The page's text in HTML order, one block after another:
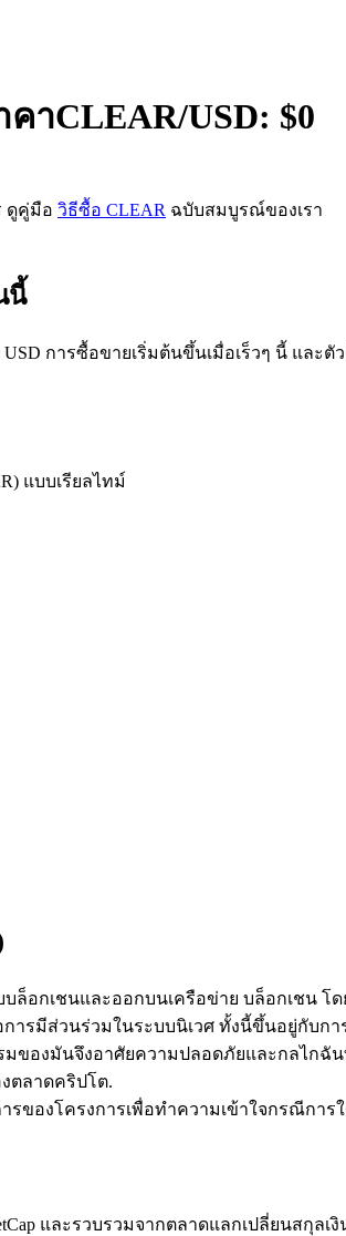
ละสินค้าโภคภัณฑ์
คาCLEAR/USD: $0
ดูคู่มือ วิธีซื้อ CLEAR ฉบับสมบูรณ์ของเรา
นี้
USD การซื้อขายเริ่มต้นขึ้นเมื่อเร็วๆ นี้ แ
แบบเรียลไทม์
บบล็อกเชนและออกบนเครือข่าย บล็อกเช
ารมีส่วนร่วมในระบบนิเวศ ทั้งนี้ขึ้นอยู่กับก
มของมันจึงอาศัยความปลอดภัยและกลไก
ตลาดคริปโต.
ของโครงการเพื่อทำความเข้าใจกรณีการ
และรวบรวมจากตลาดแลกเปลี่ยนส